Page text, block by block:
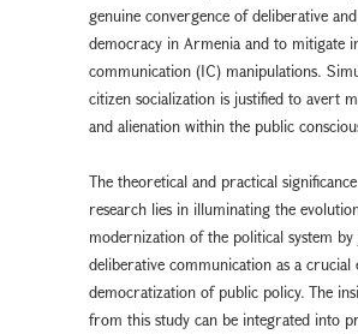
genuine convergence of deliberative
democracy in Armenia and to mitigate
communication (IC) manipulations.
citizen socialization is justified to avert
and alienation within the public
The theoretical and practical
research lies in illuminating the
modernization of the political system
deliberative communication as a crucial
democratization of public policy. The
from this study can be integrated into